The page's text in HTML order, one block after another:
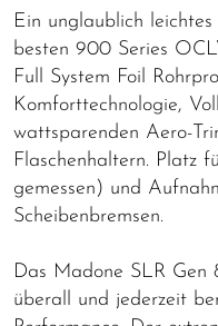
Ein unglaublich
besten 900 Series
Full System Foil
Komforttechnologie,
wattsparenden Aero-
Flaschenhaltern. Platz
gemessen) und
Scheibenbremsen.
Das Madone SLR Gen
überall und jederzeit